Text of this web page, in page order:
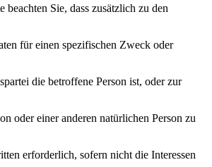
Sie, dass zusätzlich zu den
für einen spezifischen Zweck oder
die betroffene Person ist, oder zur
oder einer anderen natürlichen Person zu
erforderlich, sofern nicht die Interessen